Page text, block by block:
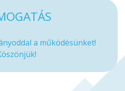
a működésünket!